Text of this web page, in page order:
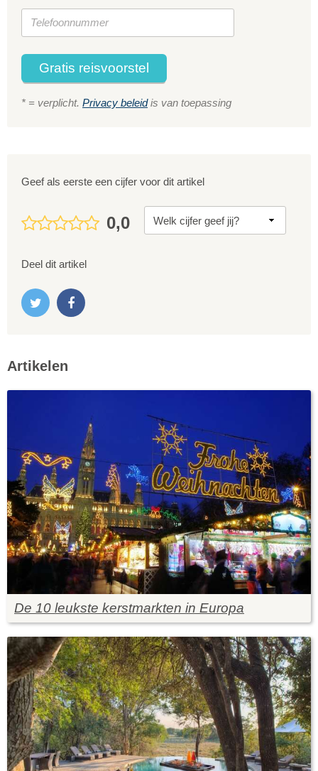
Gratis reisvoorstel
* = verplicht. Privacy beleidis van toepassing
Geef als eerste een cijfer voor dit artikel
0,0
Deel dit artikel
Artikelen
De 10 leukste kerstmarkten in Europa